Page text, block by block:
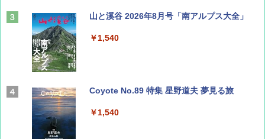
山と溪谷 2026年8月号「南アルプス大全」
￥1,540
Coyote No.89 特集 星野道夫 夢見る旅
￥1,540